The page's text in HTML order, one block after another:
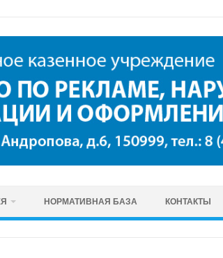
НОРМАТИВНАЯ БАЗА КОНТАКТЫ